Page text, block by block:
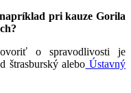
pri kauze Gorila
o spravodlivosti je
štrasburský alebo Ústavný